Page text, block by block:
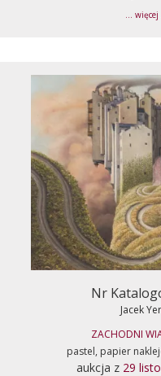
... więcej
Nr
Jacek
ZACHODNI
pastel, papier
aukcja z 29